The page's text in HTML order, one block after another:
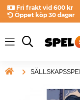
Fri frakt vid 600 kr
Öppet köp 30 dagar
 SÄLLSKAPSSPEL